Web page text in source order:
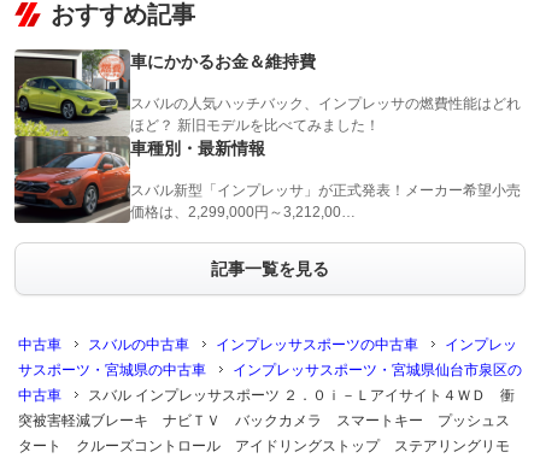
おすすめ記事
車にかかるお金＆維持費
スバルの人気ハッチバック、インプレッサの燃費性能はどれ
ほど？ 新旧モデルを比べてみました！
車種別・最新情報
スバル新型「インプレッサ」が正式発表！メーカー希望小売
価格は、2,299,000円～3,212,00…
記事一覧を見る
中古車 スバルの中古車 インプレッサスポーツの中古車
インプレッ
サスポーツ・宮城県の中古車
インプレッサスポーツ・宮城県仙台市泉区の
中古車
スバル インプレッサスポーツ ２．０ｉ－Ｌアイサイト４ＷＤ 衝
突被害軽減ブレーキ ナビＴＶ バックカメラ スマートキー プッシュス
タート クルーズコントロール アイドリングストップ ステアリングリモ